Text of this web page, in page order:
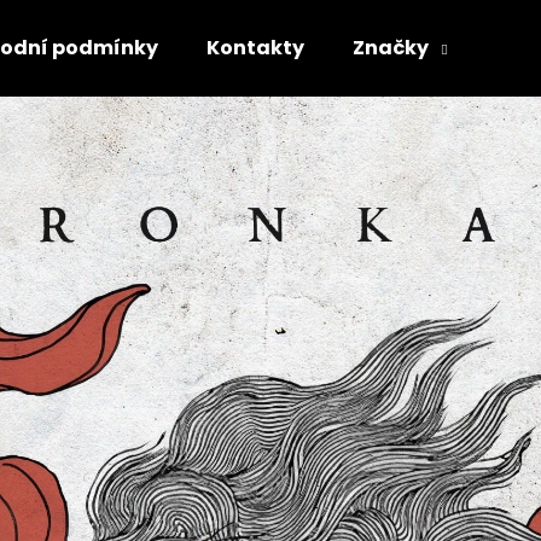
podmínky Kontakty Značky
Co potřebujete najít?
HLEDAT
Doporučujeme